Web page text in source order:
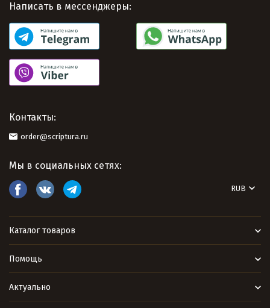
Написать в мессенджеры:
Контакты:
order@scriptura.ru
Мы в социальных сетях:
RUB
Каталог товаров
Помощь
Актуально